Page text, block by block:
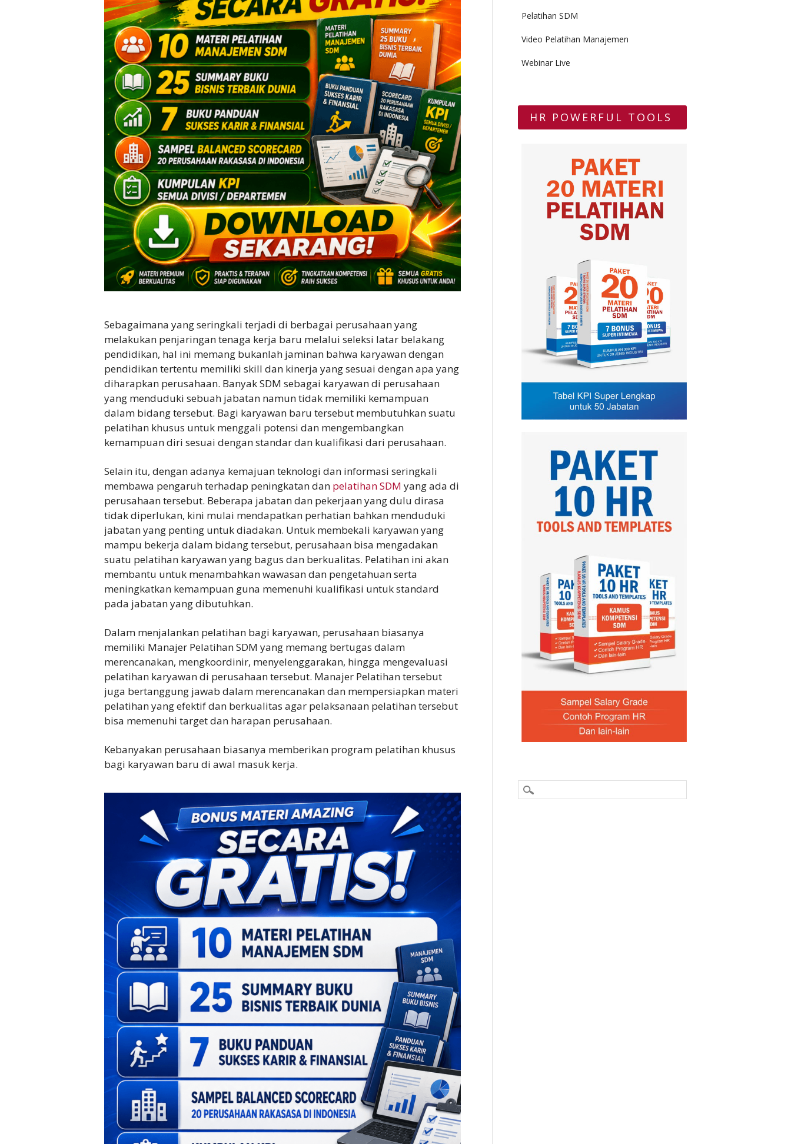
Sebagaimana yang seringkali terjadi di berbagai perusahaan yang
melakukan penjaringan tenaga kerja baru melalui seleksi latar belakang
pendidikan, hal ini memang bukanlah jaminan bahwa karyawan dengan
pendidikan tertentu memiliki skill dan kinerja yang sesuai dengan apa yang
diharapkan perusahaan. Banyak SDM sebagai karyawan di perusahaan
yang menduduki sebuah jabatan namun tidak memiliki kemampuan
dalam bidang tersebut. Bagi karyawan baru tersebut membutuhkan suatu
pelatihan khusus untuk menggali potensi dan mengembangkan
kemampuan diri sesuai dengan standar dan kualifikasi dari perusahaan.
Selain itu, dengan adanya kemajuan teknologi dan informasi seringkali
membawa pengaruh terhadap peningkatan danpelatihan SDM yang ada di
perusahaan tersebut. Beberapa jabatan dan pekerjaan yang dulu dirasa
tidak diperlukan, kini mulai mendapatkan perhatian bahkan menduduki
jabatan yang penting untuk diadakan. Untuk membekali karyawan yang
mampu bekerja dalam bidang tersebut, perusahaan bisa mengadakan
suatu pelatihan karyawan yang bagus dan berkualitas. Pelatihan ini akan
membantu untuk menambahkan wawasan dan pengetahuan serta
meningkatkan kemampuan guna memenuhi kualifikasi untuk standard
pada jabatan yang dibutuhkan.
Dalam menjalankan pelatihan bagi karyawan, perusahaan biasanya
memiliki Manajer Pelatihan SDM yang memang bertugas dalam
merencanakan, mengkoordinir, menyelenggarakan, hingga mengevaluasi
pelatihan karyawan di perusahaan tersebut. Manajer Pelatihan tersebut
juga bertanggung jawab dalam merencanakan dan mempersiapkan materi
pelatihan yang efektif dan berkualitas agar pelaksanaan pelatihan tersebut
bisa memenuhi target dan harapan perusahaan.
Kebanyakan perusahaan biasanya memberikan program pelatihan khusus
bagi karyawan baru di awal masuk kerja.
Pelatihan SDM
Video Pelatihan Manajemen
Webinar Live
HR POWERFUL TOOLS